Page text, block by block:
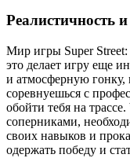
Реалистичность
Мир игры Super Street:
это делает игру еще
и атмосферную гонку,
соревнуешься с
обойти тебя на
соперниками,
своих навыков и
одержать победу и